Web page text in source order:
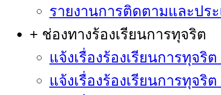
รายงานการติดตามและปร
+ ช่องทางร้องเรียนการทุจริต
แจ้งเรื่องร้องเรียนการทุจริ
แจ้งเรื่องร้องเรียนการทุจริ